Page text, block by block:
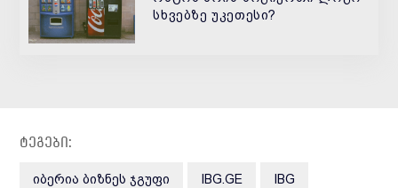
სხვებზე უკეთესი?
ტეგები:
ᲘᲑᲔᲠᲘᲐ ᲑᲘᲖᲜᲔᲡ ᲯᲒᲣᲤᲘ IBG.GE IBG